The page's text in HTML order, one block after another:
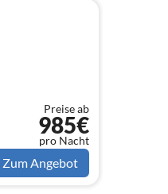
Preise ab
985€
pro Nacht
Zum Angebot